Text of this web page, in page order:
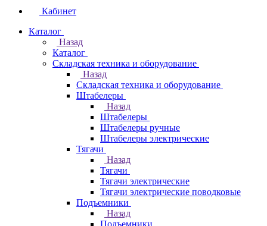
Кабинет
Каталог
Назад
Каталог
Складская техника и оборудование
Назад
Складская техника и оборудование
Штабелеры
Назад
Штабелеры
Штабелеры ручные
Штабелеры электрические
Тягачи
Назад
Тягачи
Тягачи электрические
Тягачи электрические поводковые
Подъемники
Назад
Подъемники